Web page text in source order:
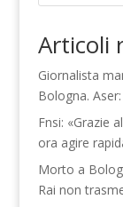
Articoli
Giornalista
Bologna.
Fnsi: «Grazie
ora agire
Morto a
Rai non